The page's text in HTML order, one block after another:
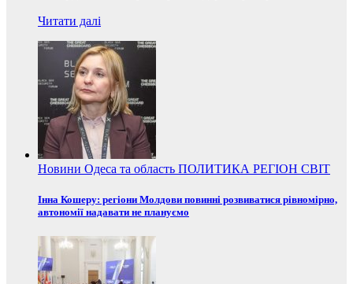
Читати далі
Новини Одеса та область ПОЛИТИКА РЕГІОН СВІТ
Інна Кошеру: регіони Молдови повинні розвиватися рівномірно,
автономії надавати не плануємо